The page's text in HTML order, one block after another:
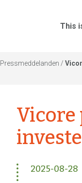
This
Pressmeddelanden /
Vicore
2025-08-28